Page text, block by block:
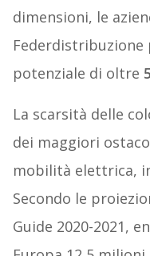
dimensioni, le
Federdistribuzione
potenziale di oltre
La scarsità delle
dei maggiori
mobilità elettrica,
Secondo le
Guide 2020-2021,